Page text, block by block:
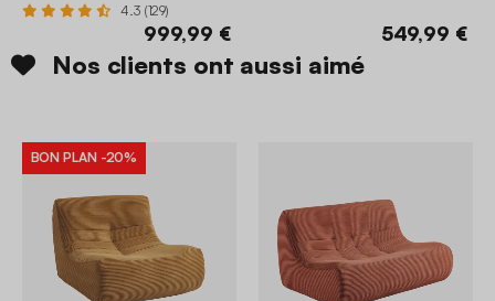
4.3 (129)
999,99 € 549,99 €
Nos clients ont aussi aimé
BON PLAN -20%